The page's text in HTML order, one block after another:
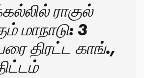
ராகுல்
மாநாடு: 3
திரட்ட காங்.,